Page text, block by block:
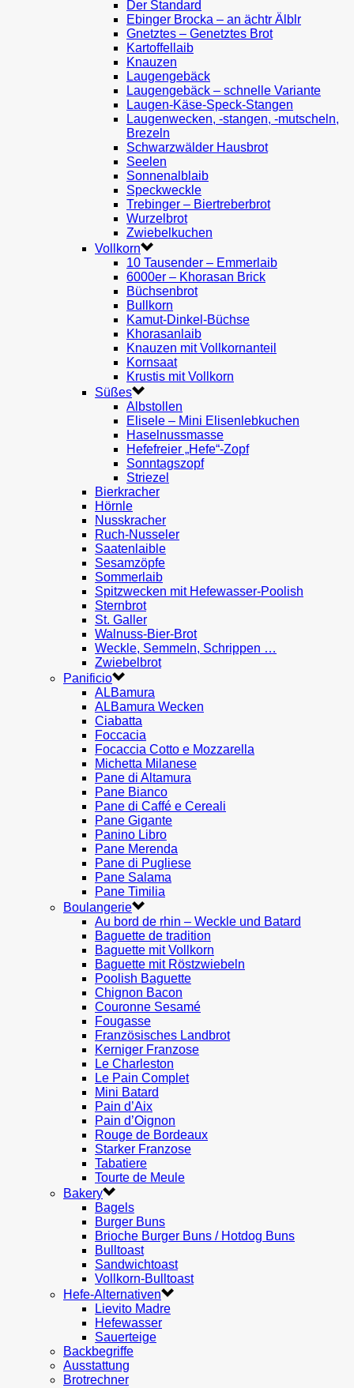
Der Standard
Ebinger Brocka – an ächtr Älblr
Gnetztes – Genetztes Brot
Kartoffellaib
Knauzen
Laugengebäck
Laugengebäck – schnelle Variante
Laugen-Käse-Speck-Stangen
Laugenwecken, -stangen, -mutscheln,
Brezeln
Schwarzwälder Hausbrot
Seelen
Sonnenalblaib
Speckweckle
Trebinger – Biertreberbrot
Wurzelbrot
Zwiebelkuchen
Vollkorn
10 Tausender – Emmerlaib
6000er – Khorasan Brick
Büchsenbrot
Bullkorn
Kamut-Dinkel-Büchse
Khorasanlaib
Knauzen mit Vollkornanteil
Kornsaat
Krustis mit Vollkorn
Süßes
Albstollen
Elisele – Mini Elisenlebkuchen
Haselnussmasse
Hefefreier „Hefe“-Zopf
Sonntagszopf
Striezel
Bierkracher
Hörnle
Nusskracher
Ruch-Nusseler
Saatenlaible
Sesamzöpfe
Sommerlaib
Spitzwecken mit Hefewasser-Poolish
Sternbrot
St. Galler
Walnuss-Bier-Brot
Weckle, Semmeln, Schrippen …
Zwiebelbrot
Panificio
ALBamura
ALBamura Wecken
Ciabatta
Foccacia
Focaccia Cotto e Mozzarella
Michetta Milanese
Pane di Altamura
Pane Bianco
Pane di Caffé e Cereali
Pane Gigante
Panino Libro
Pane Merenda
Pane di Pugliese
Pane Salama
Pane Timilia
Boulangerie
Au bord de rhin – Weckle und Batard
Baguette de tradition
Baguette mit Vollkorn
Baguette mit Röstzwiebeln
Poolish Baguette
Chignon Bacon
Couronne Sesamé
Fougasse
Französisches Landbrot
Kerniger Franzose
Le Charleston
Le Pain Complet
Mini Batard
Pain d’Aix
Pain d’Oignon
Rouge de Bordeaux
Starker Franzose
Tabatiere
Tourte de Meule
Bakery
Bagels
Burger Buns
Brioche Burger Buns / Hotdog Buns
Bulltoast
Sandwichtoast
Vollkorn-Bulltoast
Hefe-Alternativen
Lievito Madre
Hefewasser
Sauerteige
Backbegriffe
Ausstattung
Brotrechner